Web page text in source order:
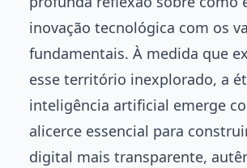
inovação tecnológica com os
fundamentais. À medida que
esse território inexplorado, a
inteligência artificial emerge
alicerce essencial para
digital mais transparente,